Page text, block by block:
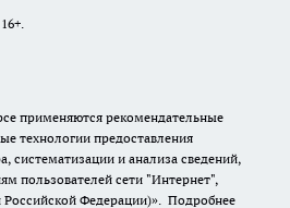
применяются рекомендательные
технологии предоставления
систематизации и анализа сведений,
пользователей сети "Интернет",
Федерации)». Подробнее